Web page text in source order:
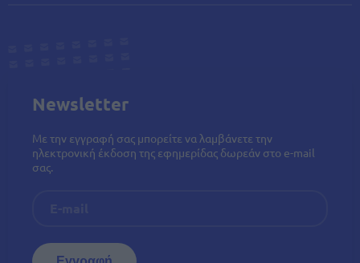
Newsletter
Με την εγγραφή σας μπορείτε να λαμβάνετε την
ηλεκτρονική έκδοση της εφημερίδας δωρεάν στο e-mail
σας.